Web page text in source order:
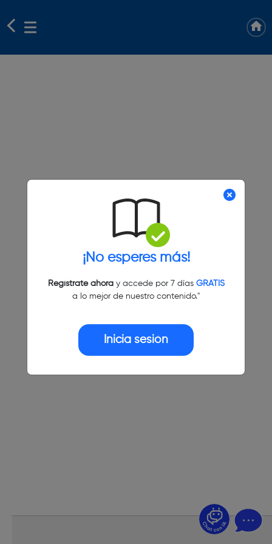
¡No esperes más!
Regístrate ahoray accede por 7 días GRATIS
a lo mejor de nuestro contenido."
Inicia sesión